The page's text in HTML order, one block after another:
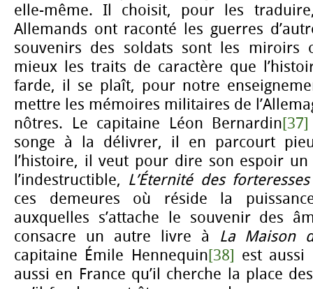
elle-même. Il choisit, pour les
Allemands ont raconté les guerres
souvenirs des soldats sont les miroirs
mieux les traits de caractère que
farde, il se plaît, pour notre
mettre les mémoires militaires de
nôtres. Le capitaine Léon Bernardin[37]
songe à la délivrer, il en parcourt
l’histoire, il veut pour dire son espoir
l’indestructible, L’Éternité des
ces demeures où réside la
auxquelles s’attache le souvenir des
consacre un autre livre à La Maison
capitaine Émile Hennequin[38] est aussi
aussi en France qu’il cherche la place